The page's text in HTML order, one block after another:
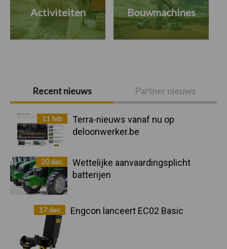
Primaire
Sidebar
Recent nieuws Partner nieuws
11 feb
Terra-nieuws vanaf nu op
deloonwerker.be
20 dec
Wettelijke aanvaardingsplicht
batterijen
17 dec Engcon lanceert EC02 Basic
Activiteiten Bouwmachines